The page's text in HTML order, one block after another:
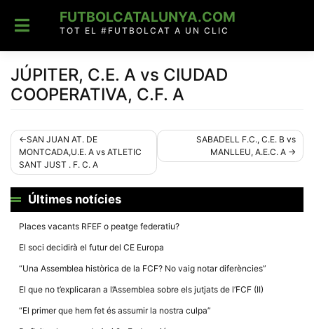
content
FUTBOLCATALUNYA.COM
TOT EL #FUTBOLCAT A UN CLIC
JÚPITER, C.E. A vs CIUDAD
COOPERATIVA, C.F. A
Navegació
d'entrades
SAN JUAN AT. DE
MONTCADA,U.E. A vs ATLETIC
SANT JUST . F. C. A
SABADELL F.C., C.E. B vs
MANLLEU, A.E.C. A
Últimes notícies
Places vacants RFEF o peatge federatiu?
El soci decidirà el futur del CE Europa
“Una Assemblea històrica de la FCF? No vaig notar diferències”
El que no t’explicaran a l’Assemblea sobre els jutjats de l’FCF (II)
“El primer que hem fet és assumir la nostra culpa”